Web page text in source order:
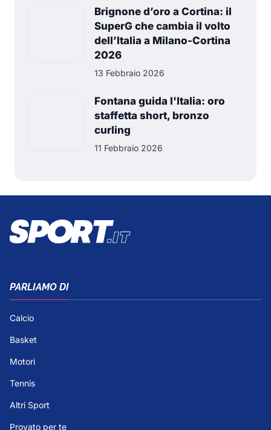
Brignone d’oro a Cortina: il
SuperG che cambia il volto
dell’Italia a Milano-Cortina
2026
13 Febbraio 2026
Fontana guida l'Italia: oro
staffetta short, bronzo
curling
11 Febbraio 2026
PARLIAMO DI
Calcio
Basket
Motori
Tennis
Altri Sport
Provato per te